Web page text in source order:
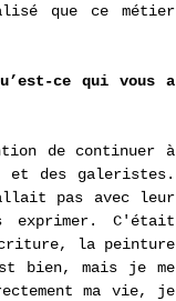
que ce métier
ce qui vous a
de continuer à
et des galeristes.
pas avec leur
exprimer. C'était
la peinture
bien, mais je me
ma vie, je